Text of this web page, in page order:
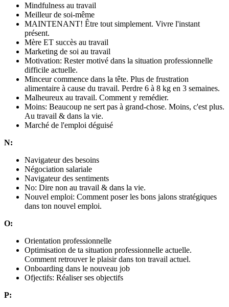
Mindfulness au travail
Meilleur de soi-même
MAINTENANT! Être tout simplement. Vivre l'instant
présent.
Mère ET succès au travail
Marketing de soi au travail
Motivation: Rester motivé dans la situation professionnelle
difficile actuelle.
Minceur commence dans la tête. Plus de frustration
alimentaire à cause du travail. Perdre 6 à 8 kg en 3 semaines.
Malheureux au travail. Comment y remédier.
Moins: Beaucoup ne sert pas à grand-chose. Moins, c'est plus.
Au travail & dans la vie.
Marché de l'emploi déguisé
N:
Navigateur des besoins
Négociation salariale
Navigateur des sentiments
No: Dire non au travail & dans la vie.
Nouvel emploi: Comment poser les bons jalons stratégiques
dans ton nouvel emploi.
O:
Orientation professionnelle
Optimisation de ta situation professionnelle actuelle.
Comment retrouver le plaisir dans ton travail actuel.
Onboarding dans le nouveau job
Ofjectifs: Réaliser ses objectifs
P: